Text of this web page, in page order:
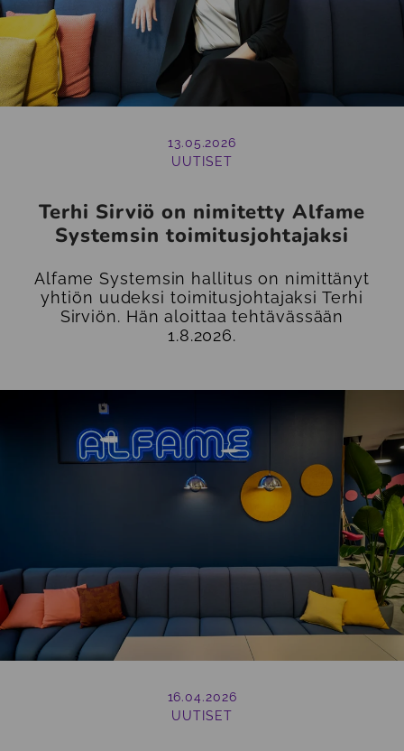
13.05.2026
UUTISET
Terhi Sirviö on nimitetty Alfame
Systemsin toimitusjohtajaksi
Alfame Systemsin hallitus on nimittänyt
yhtiön uudeksi toimitusjohtajaksi Terhi
Sirviön. Hän aloittaa tehtävässään
1.8.2026.
16.04.2026
UUTISET